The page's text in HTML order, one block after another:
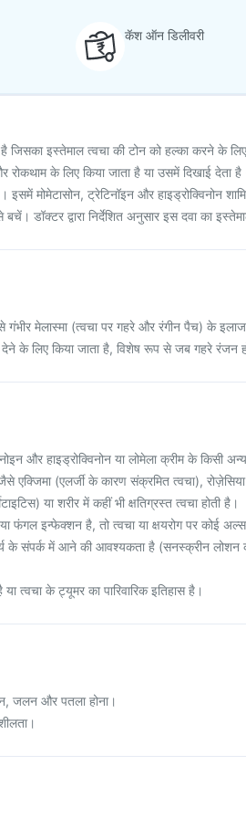
कॅश ऑन डिलीवरी
जिसका इस्तेमाल त्वचा की टोन को हल्का करने के
के लिए किया जाता है या उसमें दिखाई देता
इसमें मोमेटासोन, ट्रेटिनॉइन और हाइड्रोक्विनोन
डॉक्टर द्वारा निर्देशित अनुसार इस दवा का
गंभीर मेलास्मा (त्वचा पर गहरे और रंगीन पैच) के
देने के लिए किया जाता है, विशेष रूप से जब गहरे रंजन
और हाइड्रोक्विनोन या लोमेला क्रीम के किसी
एक्जिमा (एलर्जी के कारण संक्रमित त्वचा),
या शरीर में कहीं भी क्षतिग्रस्त त्वचा होती है।
फंगल इन्फेक्शन है, तो त्वचा या क्षयरोग पर कोई
संपर्क में आने की आवश्यकता है (सनस्क्रीन लोशन
त्वचा के ट्यूमर का पारिवारिक इतिहास है।
जलन और पतला होना।